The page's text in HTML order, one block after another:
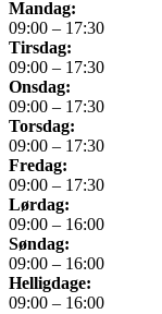
Mandag:
09:00 – 17:30
Tirsdag:
09:00 – 17:30
Onsdag:
09:00 – 17:30
Torsdag:
09:00 – 17:30
Fredag:
09:00 – 17:30
Lørdag:
09:00 – 16:00
Søndag:
09:00 – 16:00
Helligdage:
09:00 – 16:00